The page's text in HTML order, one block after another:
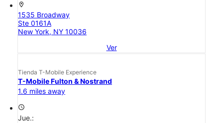
location_on
1535 Broadway
Ste 0161A
New York, NY 10036
Ver
Tienda T-Mobile Experience
T-Mobile Fulton & Nostrand
1.6 miles away
access_time
Jue.: